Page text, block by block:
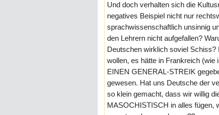
Und doch verhalten sich die
negatives Beispiel nicht nur
sprachwissenschaftlich unsinnig
den Lehrern nicht aufgefallen?
Deutschen wirklich soviel
wollen, es hätte in Frankreich (wie
EINEN GENERAL-STREIK
gewesen. Hat uns Deutsche der
so klein gemacht, dass wir willig
MASOCHISTISCH in alles fügen,